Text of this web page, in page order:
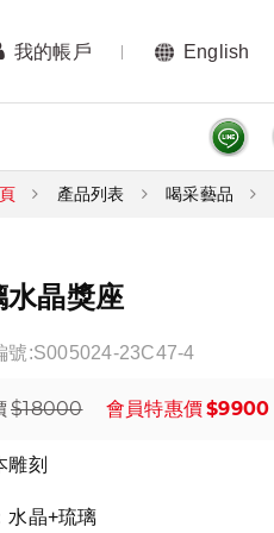
我的帳戶 English
產品列表 喝采藝品
水晶獎座
號:S005024-23C47-4
$18000 會員特惠價$9900
雕刻
水晶+琉璃